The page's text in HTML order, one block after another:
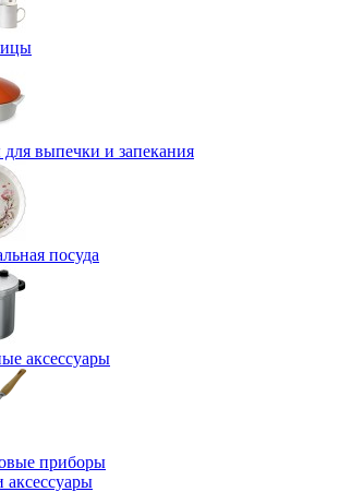
выпечки и запекания
посуда
аксессуары
приборы